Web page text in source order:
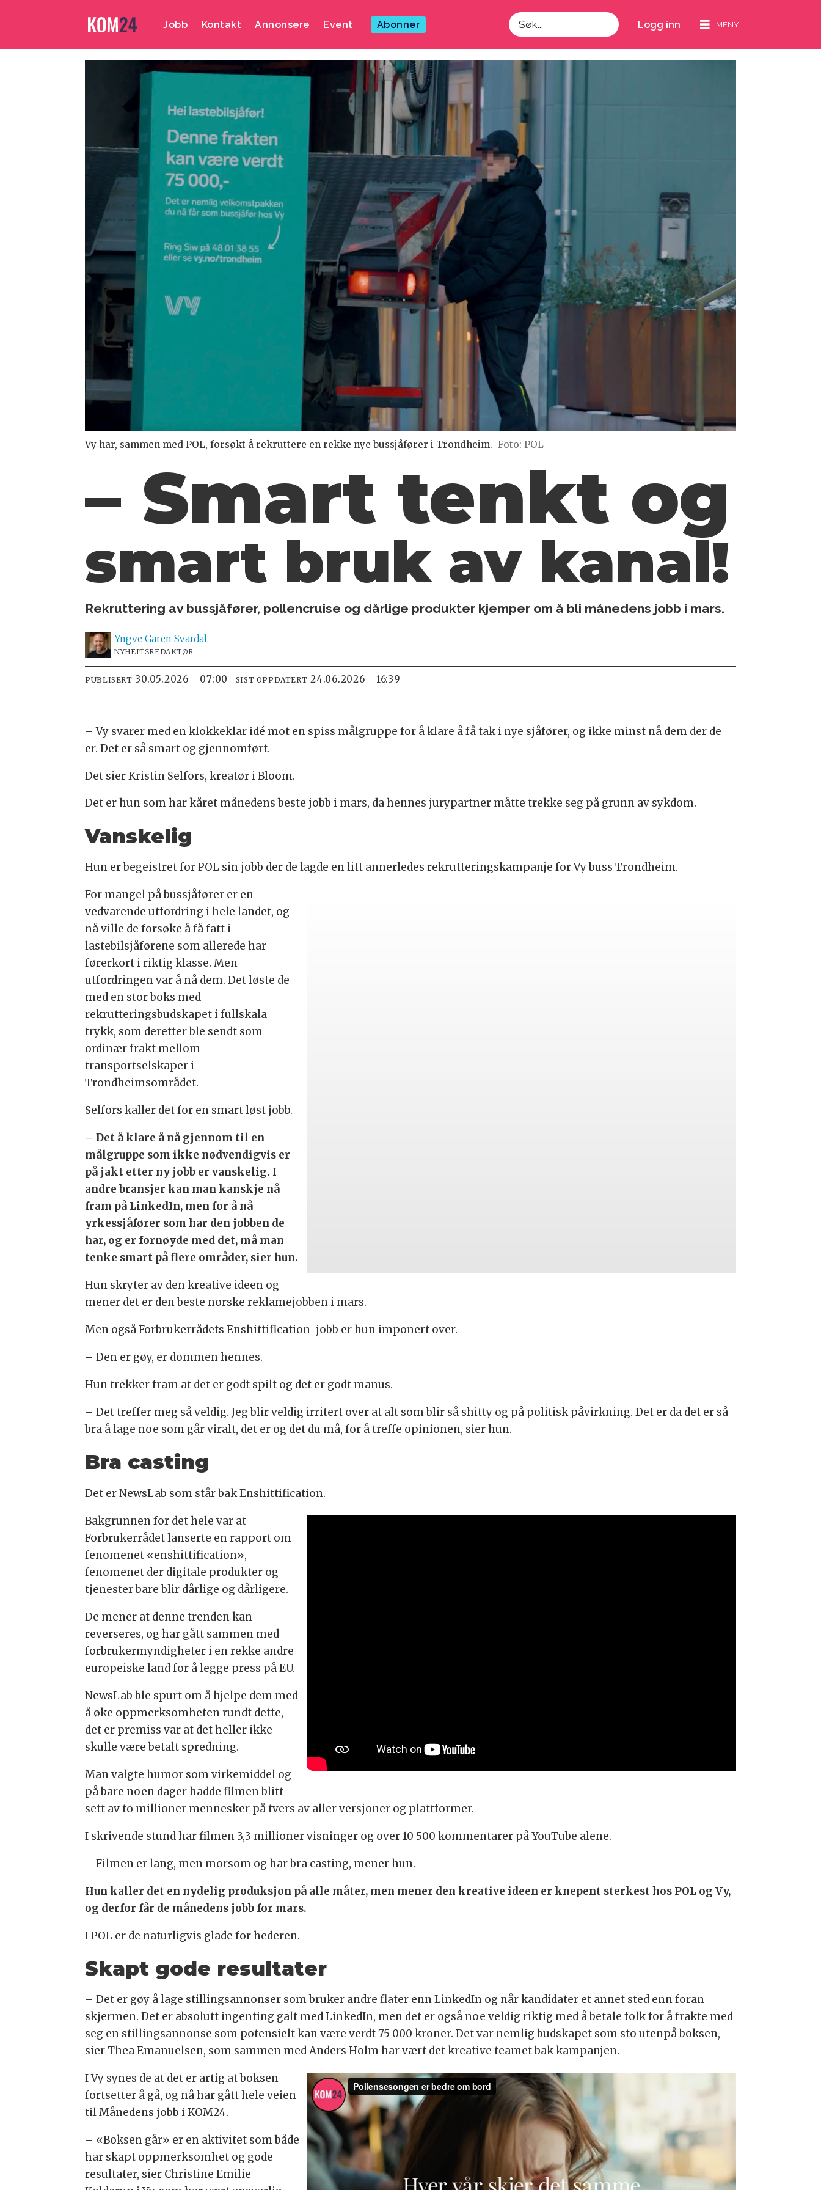
Jobb Kontakt Annonsere Event Abonner
Søk
Logg inn
Vy har, sammen med POL, forsøkt å rekruttere en rekke nye bussjåfører i Trondheim. Foto: POL
– Smart tenkt og
smart bruk av kanal!
Rekruttering av bussjåfører, pollencruise og dårlige produkter kjemper om å bli månedens jobb i mars.
Yngve Garen Svardal
NYHEITSREDAKTØR
PUBLISERT 30.05.2026 - 07:00 SIST OPPDATERT 24.06.2026 - 16:39
– Vy svarer med en klokkeklar idé mot en spiss målgruppe for å klare å få tak i nye sjåfører, og ikke minst nå dem der de
er. Det er så smart og gjennomført.
Det sier Kristin Selfors, kreatør i Bloom.
Det er hun som har kåret månedens beste jobb i mars, da hennes jurypartner måtte trekke seg på grunn av sykdom.
Vanskelig
Hun er begeistret for POL sin jobb der de lagde en litt annerledes rekrutteringskampanje for Vy buss Trondheim.
For mangel på bussjåfører er en
vedvarende utfordring i hele landet, og
nå ville de forsøke å få fatt i
lastebilsjåførene som allerede har
førerkort i riktig klasse. Men
utfordringen var å nå dem. Det løste de
med en stor boks med
rekrutteringsbudskapet i fullskala
trykk, som deretter ble sendt som
ordinær frakt mellom
transportselskaper i
Trondheimsområdet.
Selfors kaller det for en smart løst jobb.
– Det å klare å nå gjennom til en
målgruppe som ikke nødvendigvis er
på jakt etter ny jobb er vanskelig. I
andre bransjer kan man kanskje nå
fram på LinkedIn, men for å nå
yrkessjåfører som har den jobben de
har, og er fornøyde med det, må man
tenke smart på flere områder, sier hun.
Hun skryter av den kreative ideen og
mener det er den beste norske reklamejobben i mars.
Men også Forbrukerrådets Enshittification-jobb er hun imponert over.
– Den er gøy, er dommen hennes.
Hun trekker fram at det er godt spilt og det er godt manus.
– Det treffer meg så veldig. Jeg blir veldig irritert over at alt som blir så shitty og på politisk påvirkning. Det er da det er så
bra å lage noe som går viralt, det er og det du må, for å treffe opinionen, sier hun.
Bra casting
Det er NewsLab som står bak Enshittification.
Bakgrunnen for det hele var at
Forbrukerrådet lanserte en rapport om
fenomenet «enshittification»,
fenomenet der digitale produkter og
tjenester bare blir dårlige og dårligere.
De mener at denne trenden kan
reverseres, og har gått sammen med
forbrukermyndigheter i en rekke andre
europeiske land for å legge press på EU.
NewsLab ble spurt om å hjelpe dem med
å øke oppmerksomheten rundt dette,
det er premiss var at det heller ikke
skulle være betalt spredning.
Man valgte humor som virkemiddel og
på bare noen dager hadde filmen blitt
sett av to millioner mennesker på tvers av aller versjoner og plattformer.
I skrivende stund har filmen 3,3 millioner visninger og over 10 500 kommentarer på YouTube alene.
– Filmen er lang, men morsom og har bra casting, mener hun.
Hun kaller det en nydelig produksjon på alle måter, men mener den kreative ideen er knepent sterkest hos POL og Vy,
og derfor får de månedens jobb for mars.
I POL er de naturligvis glade for hederen.
Skapt gode resultater
– Det er gøy å lage stillingsannonser som bruker andre flater enn LinkedIn og når kandidater et annet sted enn foran
skjermen. Det er absolutt ingenting galt med LinkedIn, men det er også noe veldig riktig med å betale folk for å frakte med
seg en stillingsannonse som potensielt kan være verdt 75 000 kroner. Det var nemlig budskapet som sto utenpå boksen,
sier Thea Emanuelsen, som sammen med Anders Holm har vært det kreative teamet bak kampanjen.
I Vy synes de at det er artig at boksen
fortsetter å gå, og nå har gått hele veien
til Månedens jobb i KOM24.
– «Boksen går» er en aktivitet som både
har skapt oppmerksomhet og gode
resultater, sier Christine Emilie